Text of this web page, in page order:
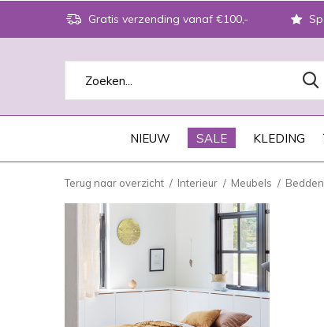
NIEUW SALE KLEDING
Gratis verzending vanaf €100,-
Terug naar overzicht Interieur Meubels